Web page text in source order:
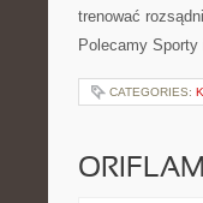
trenować
Polecamy
CATEGORIES: